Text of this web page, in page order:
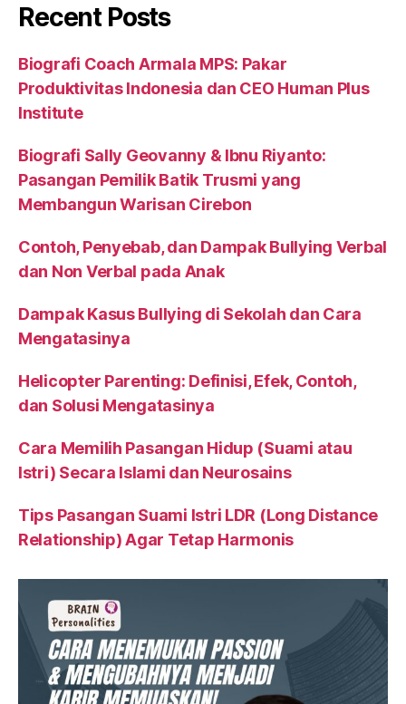
Recent Posts
Biografi Coach Armala MPS: Pakar
Produktivitas Indonesia dan CEO Human Plus
Institute
Biografi Sally Geovanny & Ibnu Riyanto:
Pasangan Pemilik Batik Trusmi yang
Membangun Warisan Cirebon
Contoh, Penyebab, dan Dampak Bullying Verbal
dan Non Verbal pada Anak
Dampak Kasus Bullying di Sekolah dan Cara
Mengatasinya
Helicopter Parenting: Definisi, Efek, Contoh,
dan Solusi Mengatasinya
Cara Memilih Pasangan Hidup (Suami atau
Istri) Secara Islami dan Neurosains
Tips Pasangan Suami Istri LDR (Long Distance
Relationship) Agar Tetap Harmonis